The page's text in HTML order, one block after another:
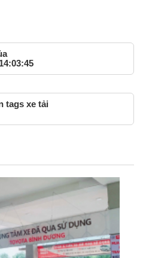
tags xe tải